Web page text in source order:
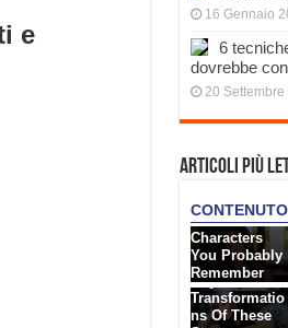
e
16 Gennaio
6
dovrebbe
20 Settembre
Articoli più